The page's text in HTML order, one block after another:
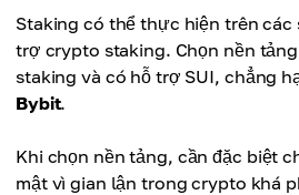
Staking có thể thực hiện trên các
trợ crypto staking. Chọn nền
staking và có hỗ trợ SUI, chẳng
Bybit.
Khi chọn nền tảng, cần đặc biệt
mật vì gian lận trong crypto khá